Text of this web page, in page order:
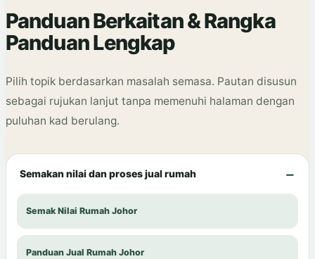
Panduan Berkaitan & Rangka
Panduan Lengkap
Pilih topik berdasarkan masalah semasa. Pautan disusun
sebagai rujukan lanjut tanpa memenuhi halaman dengan
puluhan kad berulang.
Semakan nilai dan proses jual rumah
Semak Nilai Rumah Johor
Panduan Jual Rumah Johor